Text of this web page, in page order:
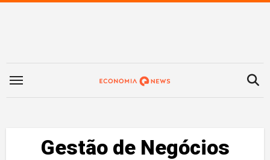
Gestão de Negócios